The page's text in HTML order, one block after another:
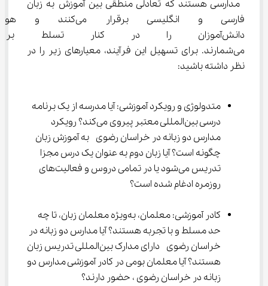
مدارسی هستند که تعادلی منطقی بین آموزش به زبان
فارسی و انگلیسی برقرار
دانش‌آموزان را در کنار تسلط
می‌شمارند. برای تسهیل این فرآیند، معیارهای زیر را در
نظر داشته باشید:
متدولوژی و رویکرد آموزشی: آیا مدرسه از یک برنامه
درسی بین‌المللی معتبر پیروی می‌کند؟ رویکرد
مدارس دو زبانه در خراسان رضوی  به آموزش زبان
چگونه است؟ آیا زبان دوم به عنوان یک درس مجزا
تدریس می‌شود یا در تمامی دروس و فعالیت‌های
روزمره ادغام شده است؟
کادر آموزشی: معلمان، به‌ویژه معلمان زبان، تا چه
حد مسلط و با تجربه هستند؟ آیا مدارس دو زبانه در
خراسان رضوی  دارای مدارک بین‌المللی تدریس زبان
هستند؟ آیا معلمان بومی در کادر آموزشی مدارس دو
زبانه در خراسان رضوی ، حضور دارند؟